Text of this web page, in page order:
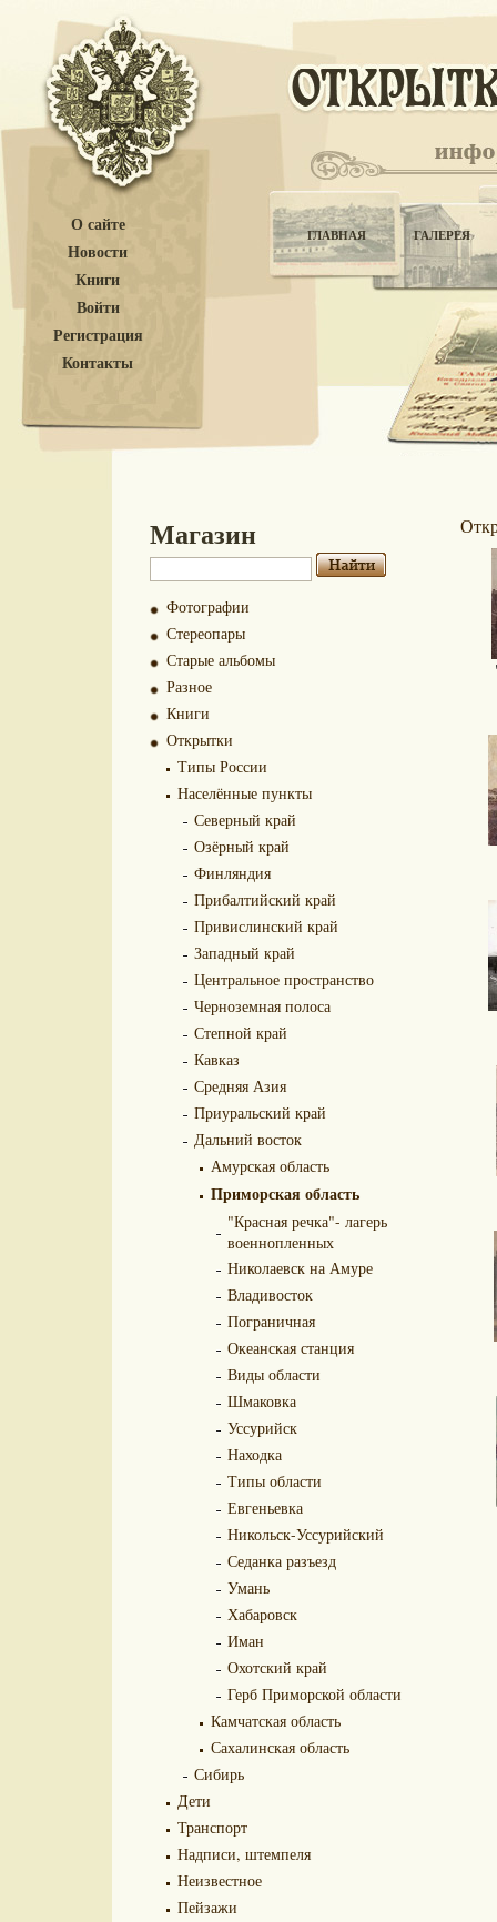
О сайте
Новости
Книги
Войти
Регистрация
Контакты
ГЛАВНАЯ ГАЛЕРЕЯ
Магазин
Фотографии
Стереопары
Старые альбомы
Разное
Книги
Открытки
Типы России
Населённые пункты
Северный край
Озёрный край
Финляндия
Прибалтийский край
Привислинский край
Западный край
Центральное пространство
Черноземная полоса
Степной край
Кавказ
Средняя Азия
Приуральский край
Дальний восток
Амурская область
Приморская область
"Красная речка"- лагерь
военнопленных
Николаевск на Амуре
Владивосток
Пограничная
Океанская станция
Виды области
Шмаковка
Уссурийск
Находка
Типы области
Евгеньевка
Никольск-Уссурийский
Седанка разъезд
Умань
Хабаровск
Иман
Охотский край
Герб Приморской области
Камчатская область
Сахалинская область
Сибирь
Дети
Транспорт
Надписи, штемпеля
Неизвестное
Пейзажи